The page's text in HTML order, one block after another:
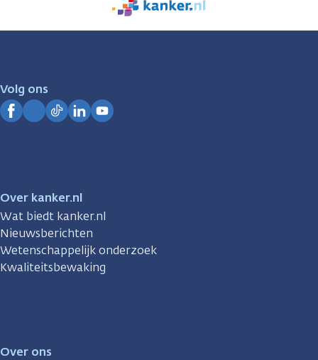
We
zijn
Volg ons
Over kanker.nl
Wat biedt kanker.nl
Nieuwsberichten
Wetenschappelijk onderzoek
Kwaliteitsbewaking
Over ons